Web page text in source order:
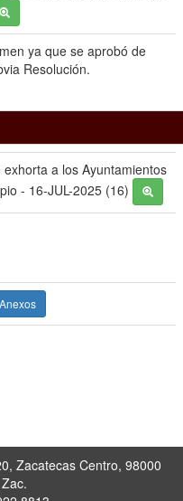
ya que se aprobó de
Resolución.
exhorta a los Ayuntamientos
- 16-JUL-2025 (16)
Zacatecas Centro, 98000